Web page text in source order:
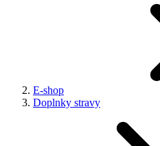
E-shop
Doplnky stravy